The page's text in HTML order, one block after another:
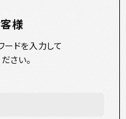
様
ードを入力して
さい。